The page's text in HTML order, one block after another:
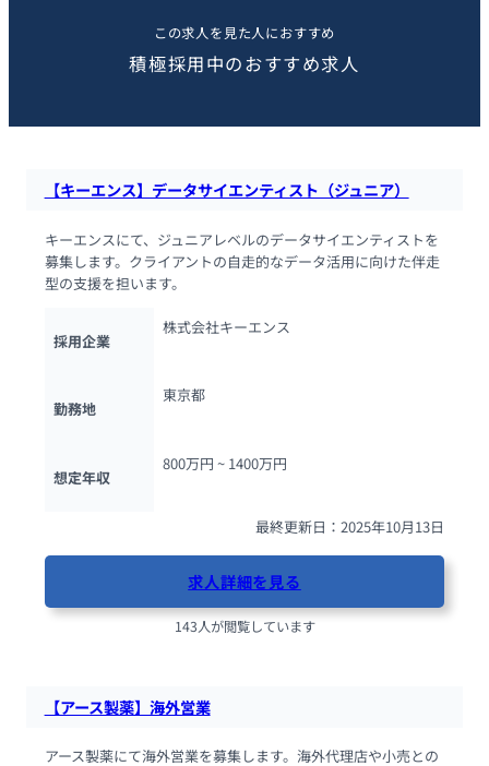
この求人を見た人におすすめ
積極採用中のおすすめ求人
【キーエンス】データサイエンティスト（ジュニア）
キーエンスにて、ジュニアレベルのデータサイエンティストを
募集します。クライアントの自走的なデータ活用に向けた伴走
型の支援を担います。
採用企業
株式会社キーエンス
勤務地
東京都
想定年収
800万円 ~ 1400万円
最終更新日：2025年10月13日
求人詳細を見る
143人が閲覧しています
【アース製薬】海外営業
アース製薬にて海外営業を募集します。海外代理店や小売との